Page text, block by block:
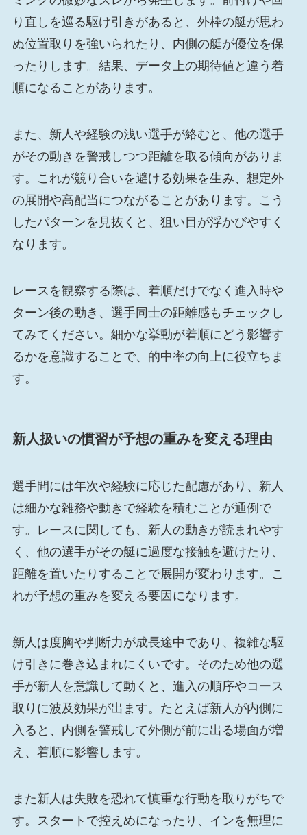
り直しを巡る駆け引きがあると、外枠の艇が思わ
ぬ位置取りを強いられたり、内側の艇が優位を保
ったりします。結果、データ上の期待値と違う着
順になることがあります。
また、新人や経験の浅い選手が絡むと、他の選手
がその動きを警戒しつつ距離を取る傾向がありま
す。これが競り合いを避ける効果を生み、想定外
の展開や高配当につながることがあります。こう
したパターンを見抜くと、狙い目が浮かびやすく
なります。
レースを観察する際は、着順だけでなく進入時や
ターン後の動き、選手同士の距離感もチェックし
てみてください。細かな挙動が着順にどう影響す
るかを意識することで、的中率の向上に役立ちま
す。
新人扱いの慣習が予想の重みを変える理由
選手間には年次や経験に応じた配慮があり、新人
は細かな雑務や動きで経験を積むことが通例で
す。レースに関しても、新人の動きが読まれやす
く、他の選手がその艇に過度な接触を避けたり、
距離を置いたりすることで展開が変わります。こ
れが予想の重みを変える要因になります。
新人は度胸や判断力が成長途中であり、複雑な駆
け引きに巻き込まれにくいです。そのため他の選
手が新人を意識して動くと、進入の順序やコース
取りに波及効果が出ます。たとえば新人が内側に
入ると、内側を警戒して外側が前に出る場面が増
え、着順に影響します。
また新人は失敗を恐れて慎重な行動を取りがちで
す。スタートで控えめになったり、インを無理に